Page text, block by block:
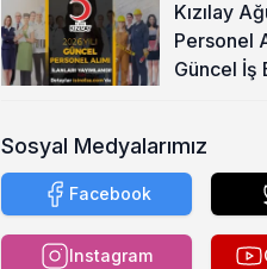
Kızılay
Personel
Güncel İş
Sosyal Medyalarımız
Facebook
Instagram